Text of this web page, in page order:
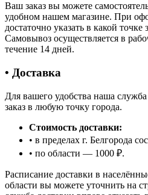
Ваш заказ вы можете
удобном нашем магазине. При
достаточно указать в какой точке
Самовывоз осуществляется в
течение 14 дней.
• Доставка
Для вашего удобства наша
заказ в любую точку города.
Стоимость доставки:
• в пределах г. Белгорода
• по области — 1000 ₽.
Расписание доставки в
области вы можете уточнить на